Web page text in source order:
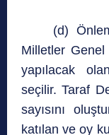
(d) Önleme
Milletler
yapılacak
seçilir. Taraf
sayısını
katılan ve oy